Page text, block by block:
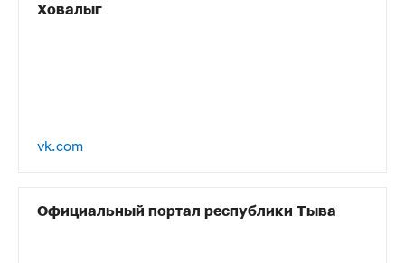
Ховалыг
vk.com
Официальный портал республики Тыва